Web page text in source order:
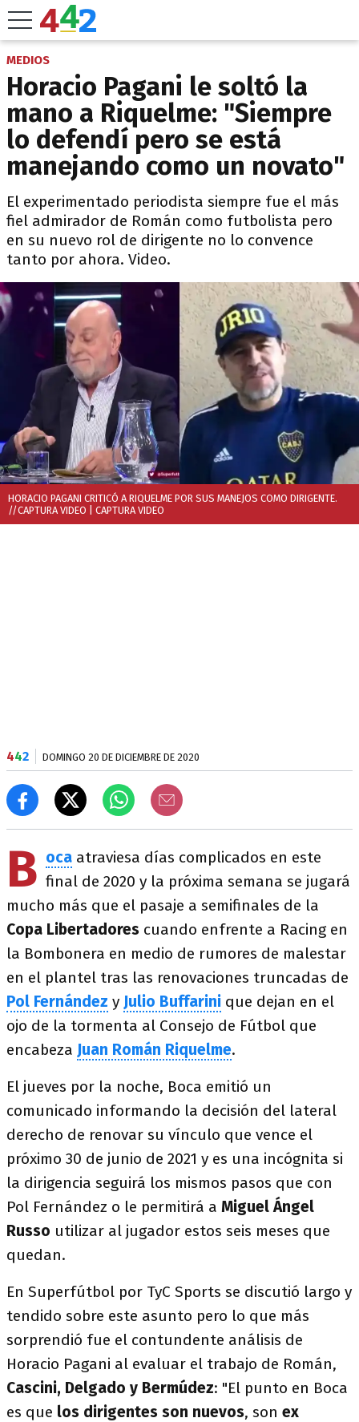
MEDIOS
Horacio Pagani le soltó la
mano a Riquelme: "Siempre
lo defendí pero se está
manejando como un novato"
El experimentado periodista siempre fue el más
fiel admirador de Román como futbolista pero
en su nuevo rol de dirigente no lo convence
tanto por ahora. Video.
HORACIO PAGANI CRITICÓ A RIQUELME POR SUS MANEJOS COMO DIRIGENTE.
//CAPTURA VIDEO | CAPTURA VIDEO
442 DOMINGO 20 DE DICIEMBRE DE 2020
B oca atraviesa días complicados en este
final de 2020 y la próxima semana se jugará
mucho más que el pasaje a semifinales de la
Copa Libertadores cuando enfrente a Racing en
la Bombonera en medio de rumores de malestar
en el plantel tras las renovaciones truncadas de
Pol Fernández y Julio Buffarini que dejan en el
ojo de la tormenta al Consejo de Fútbol que
encabeza Juan Román Riquelme.
El jueves por la noche, Boca emitió un
comunicado informando la decisión del lateral
derecho de renovar su vínculo que vence el
próximo 30 de junio de 2021 y es una incógnita si
la dirigencia seguirá los mismos pasos que con
Pol Fernández o le permitirá a Miguel Ángel
Russo utilizar al jugador estos seis meses que
quedan.
En Superfútbol por TyC Sports se discutió largo y
tendido sobre este asunto pero lo que más
sorprendió fue el contundente análisis de
Horacio Pagani al evaluar el trabajo de Román,
Cascini, Delgado y Bermúdez: "El punto en Boca
es que los dirigentes son nuevos, son ex